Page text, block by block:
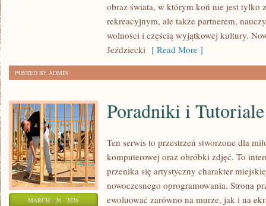
obraz świata, w którym koń nie jest tylko
rekreacyjnym, ale także partnerem,
wolności i częścią wyjątkowej kultury.
Jeździecki [ Read More ]
POSTED BY ADMIN
MARCH - 20 - 2026
Poradniki i Tutoriale
Ten serwis to przestrzeń stworzone dla
komputerowej oraz obróbki zdjęć. To
przenika się artystyczny charakter
nowoczesnego oprogramowania. Strona
ewoluować zarówno na murze, jak i na